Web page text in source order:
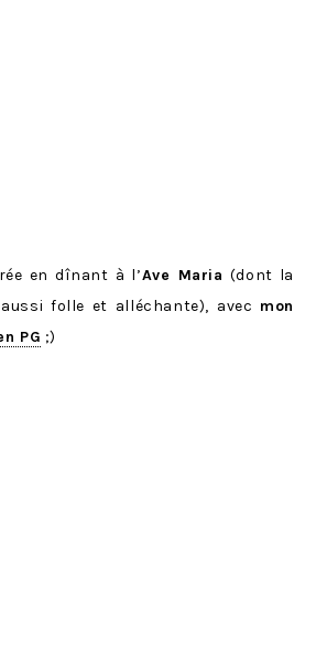
en dînant à l’Ave Maria (dont la
folle et alléchante), avec mon
PG ;)